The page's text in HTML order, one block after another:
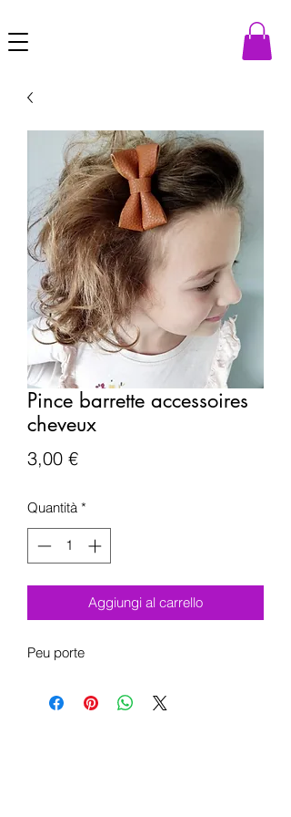
Pince barrette accessoires
cheveux
3,00 €Prezzo
Quantità *
Aggiungi al carrello
Peu porte